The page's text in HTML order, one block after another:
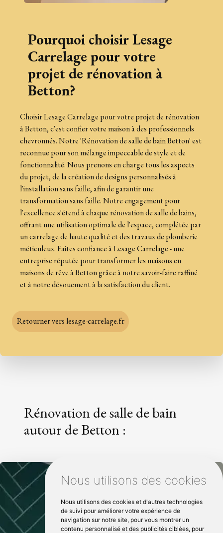
Nous utilisons des cookies
Nous utilisons des cookies et d'autres technologies
de suivi pour améliorer votre expérience de
navigation sur notre site, pour vous montrer un
contenu personnalisé et des publicités ciblées, pour
Pourquoi choisir Lesage
Carrelage pour votre
projet de rénovation à
Betton?
Choisir Lesage Carrelage pour votre projet de rénovation
à Betton, c'est confier votre maison à des professionnels
chevronnés. Notre 'Rénovation de salle de bain Betton' est
reconnue pour son mélange impeccable de style et de
fonctionnalité. Nous prenons en charge tous les aspects
du projet, de la création de designs personnalisés à
l'installation sans faille, afin de garantir une
transformation sans faille. Notre engagement pour
l'excellence s'étend à chaque rénovation de salle de bains,
offrant une utilisation optimale de l'espace, complétée par
un carrelage de haute qualité et des travaux de plomberie
méticuleux. Faites confiance à Lesage Carrelage - une
entreprise réputée pour transformer les maisons en
maisons de rêve à Betton grâce à notre savoir-faire raffiné
et à notre dévouement à la satisfaction du client.
Retourner vers lesage-carrelage.fr
Rénovation de salle de bain
autour de Betton :